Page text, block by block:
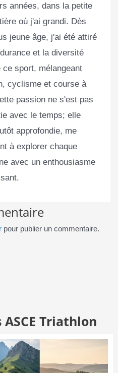
années, dans la petite
où j'ai grandi. Dès
jeune âge, j'ai été attiré
et la diversité
ce sport, mélangeant
cyclisme et course à
passion ne s'est pas
avec le temps; elle
approfondie, me
à explorer chaque
avec un enthousiasme
pour publier un commentaire.
Triathlon